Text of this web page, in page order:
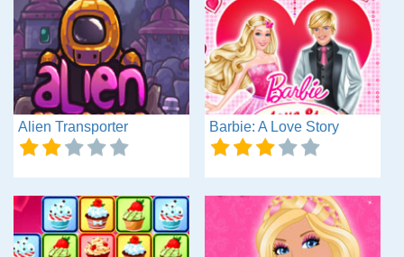
Alien Transporter Barbie: A Love Story